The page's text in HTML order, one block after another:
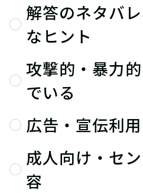
解答のネタバ
なヒント
攻撃的・暴力
でいる
広告・宣伝利用
成人向け・セ
容